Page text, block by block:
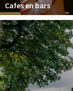
Cafes en bars